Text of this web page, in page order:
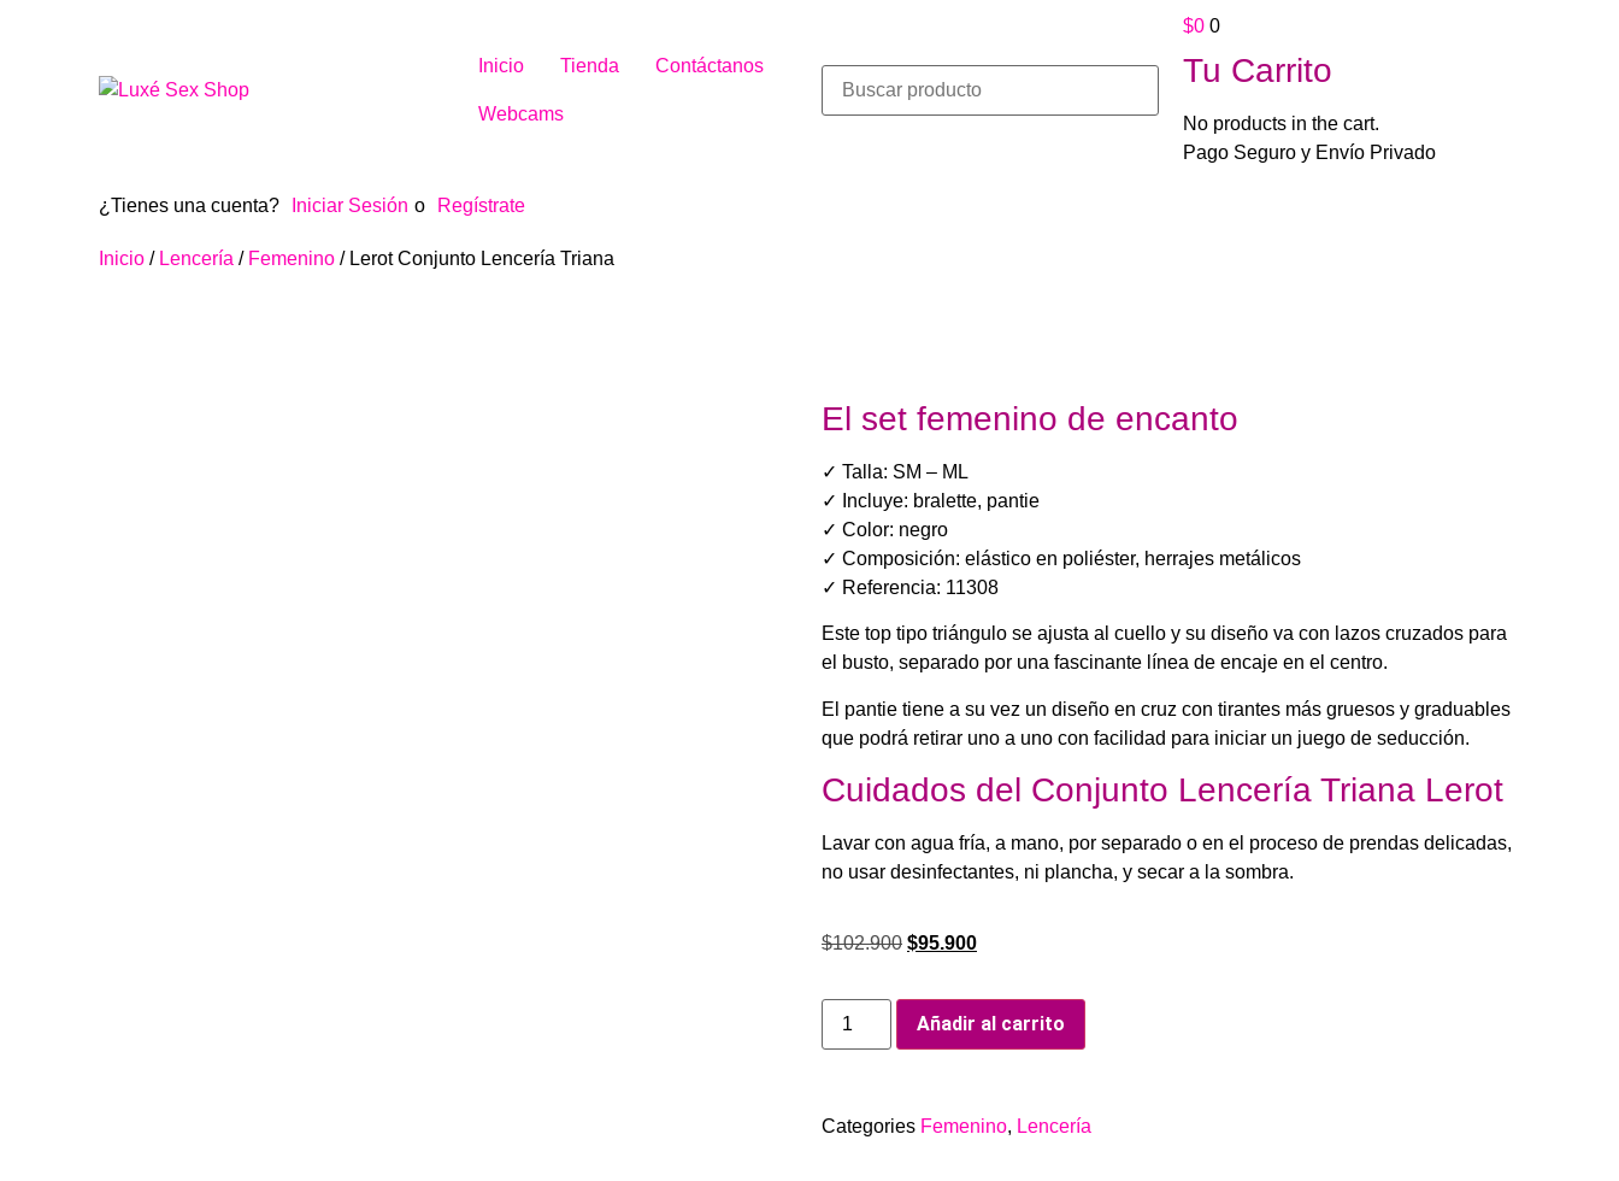
Inicio Tienda Contáctanos
Webcams
$0 0
Tu Carrito
No products in the cart.
Pago Seguro y Envío Privado
¿Tienes una cuenta? Iniciar Sesión o Regístrate
Inicio / Lencería / Femenino / Lerot Conjunto Lencería Triana
El set femenino de encanto
✓ Talla: SM – ML
✓ Incluye: bralette, pantie
✓ Color: negro
✓ Composición: elástico en poliéster, herrajes metálicos
✓ Referencia: 11308
Este top tipo triángulo se ajusta al cuello y su diseño va con lazos cruzados para
el busto, separado por una fascinante línea de encaje en el centro.
El pantie tiene a su vez un diseño en cruz con tirantes más gruesos y graduables
que podrá retirar uno a uno con facilidad para iniciar un juego de seducción.
Cuidados del Conjunto Lencería Triana Lerot
Lavar con agua fría, a mano, por separado o en el proceso de prendas delicadas,
no usar desinfectantes, ni plancha, y secar a la sombra.
$102.900 $95.900
Añadir al carrito
Categories Femenino, Lencería